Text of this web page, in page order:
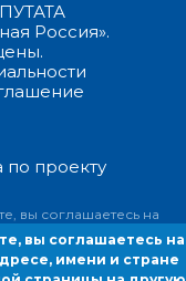
Россия».
проекту
вы соглашаетесь на
имени и стране домена
на другую и cookies.
вы соглашаетесь на
имени и стране